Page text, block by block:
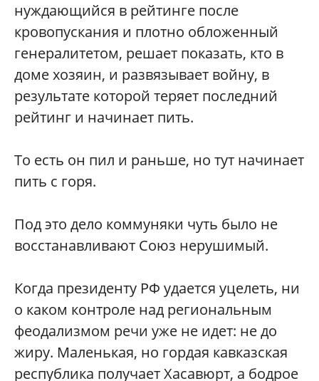
нуждающийся в рейтинге после
кровопускания и плотно обложенный
генералитетом, решает показать, кто в
доме хозяин, и развязывает войну, в
результате которой теряет последний
рейтинг и начинает пить.
То есть он пил и раньше, но тут начинает
пить с горя.
Под это дело коммуняки чуть было не
восстанавливают Союз нерушимый.
Когда президенту РФ удается уцелеть, ни
о каком контроле над региональным
феодализмом речи уже не идет: не до
жиру. Маленькая, но гордая кавказская
республика получает Хасавюрт, а бодрое